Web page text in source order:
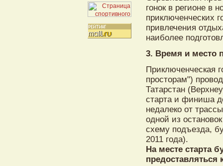
гонок в регионе в
приключенческих
привлечения
наиболее
3. Время и место
Приключенческая
просторам")
Татарстан
старта и финиша
недалеко от
одной из
схему подъезда,
2011 года).
На месте старта
предоставляться